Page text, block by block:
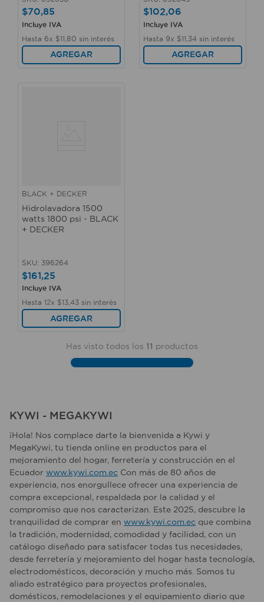
$70,85
Incluye IVA
Hasta 6x $11 80 sin interés
AGREGAR
$102,06
Incluye IVA
Hasta 9x $11 34 sin interés
AGREGAR
BLACK + DECKER
Hidrolavadora 1500
watts 1800 psi - BLACK
+ DECKER
SKU: 396264
$161,25
Incluye IVA
Hasta 12x $13 43 sin interés
AGREGAR
Has visto todos los 11 productos
KYWI - MEGAKYWI
¡Hola! Nos complace darte la bienvenida a Kywi y
MegaKywi, tu tienda online en productos para el
mejoramiento del hogar, ferretería y construcción en el
Ecuador www.kywi.com.ec Con más de 80 años de
experiencia, nos enorgullece ofrecer una experiencia de
compra excepcional, respaldada por la calidad y el
compromiso que nos caracterizan. Este 2025, descubre la
tranquilidad de comprar en www.kywi.com.ec que combina
la tradición, modernidad, comodidad y facilidad, con un
catálogo diseñado para satisfacer todas tus necesidades,
desde ferretería y mejoramiento del hogar hasta tecnología,
electrodomésticos, decoración y mucho más. Somos tu
aliado estratégico para proyectos profesionales,
domésticos, remodelaciones y el equipamiento diario que